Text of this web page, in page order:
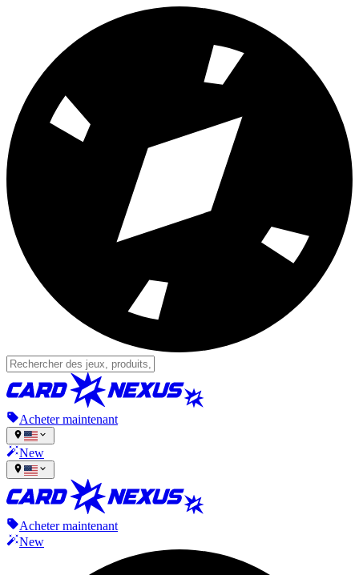
Acheter maintenant
New
Acheter maintenant
New